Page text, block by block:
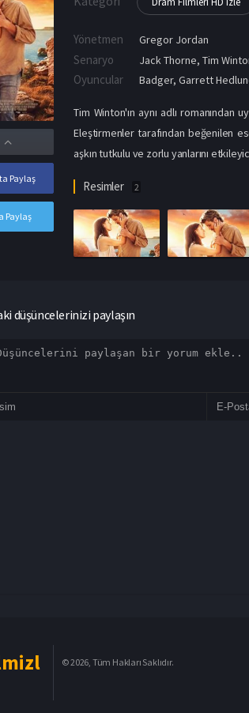
Paylaş
Paylaş
Yönetmen Gregor Jordan
Senaryo Jack Thorne, Tim
Oyuncular Badger,Garrett
Tim Winton'ın aynı adlı
Eleştirmenler tarafından beğenilen
aşkın tutkulu ve zorlu yanlarını
Resimler 2
düşüncelerinizi paylaşın
© 2026, Tüm Hakları Saklıdır.